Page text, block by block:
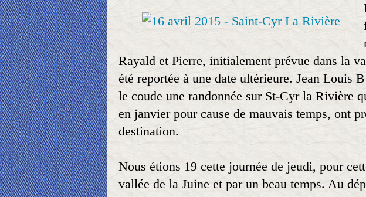
Rayald et Pierre, initialement prévue dans la
été reportée à une date ultérieure. Jean Louis
le coude une randonnée sur St-Cyr la Rivière
en janvier pour cause de mauvais temps, ont
destination.
Nous étions 19 cette journée de jeudi, pour
vallée de la Juine et par un beau temps. Au